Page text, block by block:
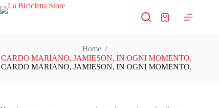
Salta
al
Carrello
Home /
CARDO MARIANO, JAMIESON, IN OGNI MOMENTO,
CARDO MARIANO, JAMIESON, IN OGNI MOMENTO,